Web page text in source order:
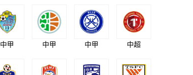
中甲 中甲 中甲 中超